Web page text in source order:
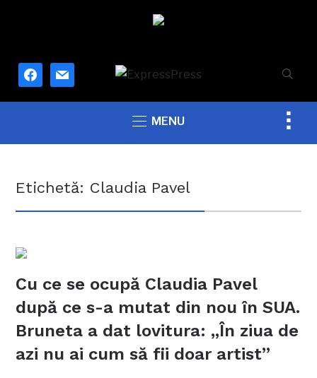
facebook
mail
MENU
Etichetă: Claudia Pavel
Cu ce se ocupă Claudia Pavel
după ce s-a mutat din nou în SUA.
Bruneta a dat lovitura: „În ziua de
azi nu ai cum să fii doar artist”